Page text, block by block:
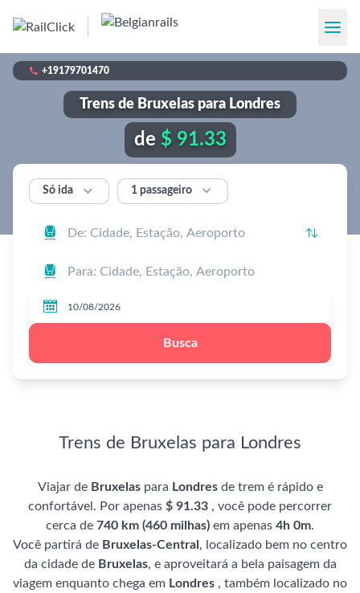
 +19179701470
Trens de Bruxelas para Londres
de $ 91.33
Só ida  1 passageiro 
 


Busca
Trens de Bruxelas para Londres
Viajar de Bruxelaspara Londresde trem é rápido e
confortável. Por apenas $ 91.33 , você pode percorrer
cerca de 740 km (460 milhas) em apenas 4h 0m.
Você partirá de Bruxelas-Central , localizado bem no centro
da cidade de Bruxelas, e aproveitará a bela paisagem da
viagem enquanto chega em Londres , também localizado no